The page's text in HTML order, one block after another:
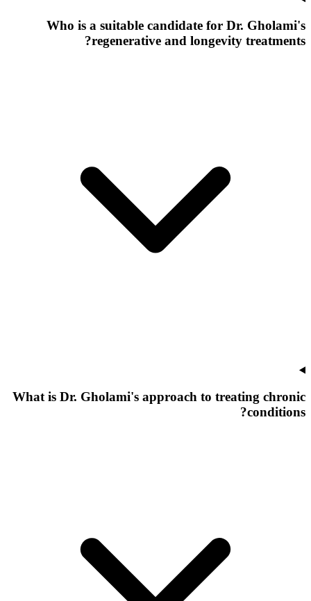
Who is a suitable candidate for Dr. Gholami's
regenerative and longevity treatments?
What is Dr. Gholami's approach to treating chronic
conditions?